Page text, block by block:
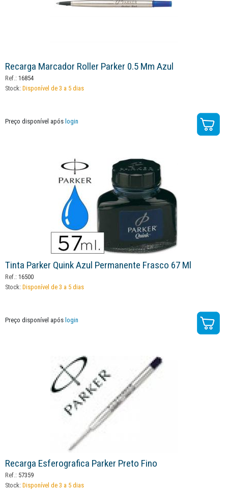
Recarga Marcador Roller Parker 0.5 Mm Azul
Ref.: 16854
Stock: Disponível de 3 a 5 dias
Preço disponível após login
Tinta Parker Quink Azul Permanente Frasco 67 Ml
Ref.: 16500
Stock: Disponível de 3 a 5 dias
Preço disponível após login
Recarga Esferografica Parker Preto Fino
Ref.: 57359
Stock: Disponível de 3 a 5 dias